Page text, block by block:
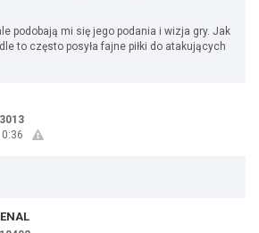
podobają mi się jego podania i wizja gry. Jak
to często posyła fajne piłki do atakujących
3013